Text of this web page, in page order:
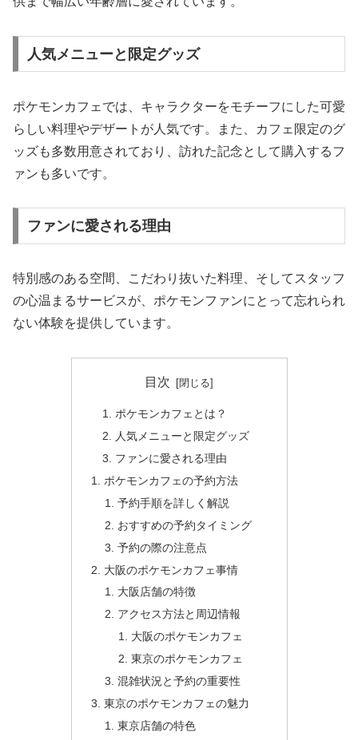
人気メニューと限定グッズ
ポケモンカフェでは、キャラクターをモチーフにした可愛
らしい料理やデザートが人気です。また、カフェ限定のグ
ッズも多数用意されており、訪れた記念として購入するフ
ァンも多いです。
ファンに愛される理由
特別感のある空間、こだわり抜いた料理、そしてスタッフ
の心温まるサービスが、ポケモンファンにとって忘れられ
ない体験を提供しています。
目次
ポケモンカフェとは？
人気メニューと限定グッズ
ファンに愛される理由
ポケモンカフェの予約方法
予約手順を詳しく解説
おすすめの予約タイミング
予約の際の注意点
大阪のポケモンカフェ事情
大阪店舗の特徴
アクセス方法と周辺情報
大阪のポケモンカフェ
東京のポケモンカフェ
混雑状況と予約の重要性
東京のポケモンカフェの魅力
東京店舗の特色